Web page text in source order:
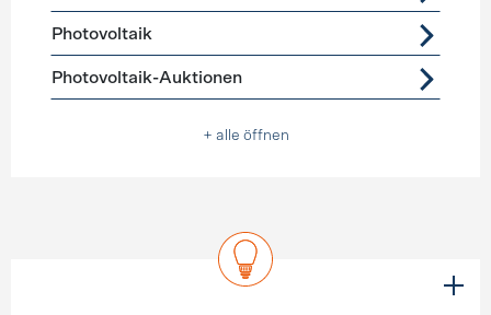
Photovoltaik
Photovoltaik-Auktionen
+ alle öffnen